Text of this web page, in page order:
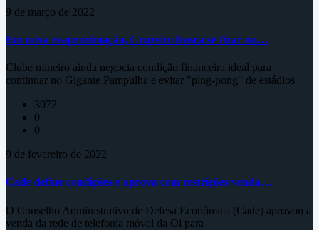
9 de março de 2022
Em nova reaproximação, Cruzeiro busca se fixar no…
Clube mineiro ainda negocia condição financeira ideal para
continuar no Gigante Pampulha e evitar "ping-pong" de estádios
3072
0
0
9 de fevereiro de 2022
Cade define condições e aprova com restrições venda…
O Conselho Administrativo de Defesa Econômica (Cade) aprovou a
venda da rede de telefonia móvel da Oi para